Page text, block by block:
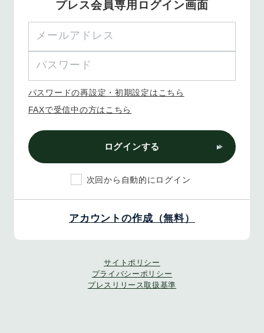
プレス会員専用ログイン画面
パスワードの再設定・初期設定はこちら
FAXで受信中の方はこちら
ログインする
次回から自動的にログイン
アカウントの作成（無料）
サイトポリシー
プライバシーポリシー
プレスリリース取扱基準